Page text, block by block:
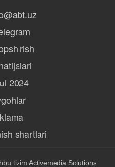
2024
shartlari
tizim Activemedia Solutions